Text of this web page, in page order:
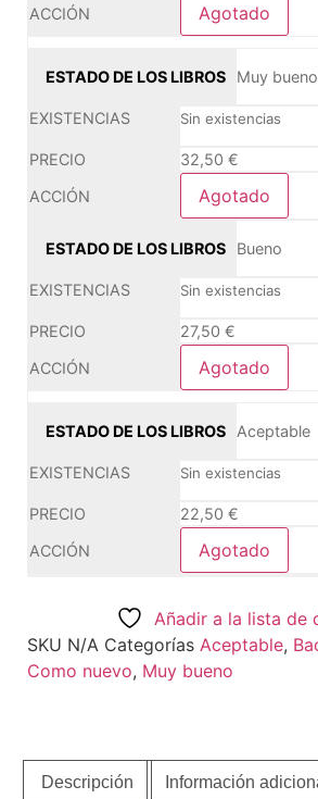
Agotado
Muy bueno
Sin existencias
32,50 €
Agotado
Bueno
Sin existencias
27,50 €
Agotado
Aceptable
Sin existencias
22,50 €
Agotado
Añadir a la lista de
SKU N/A Categorías Aceptable,
Como nuevo, Muy bueno
Descripción Información